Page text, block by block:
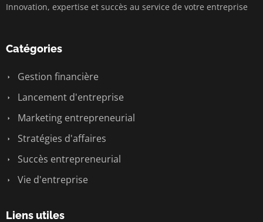
Innovation, expertise et succès au service de votre entreprise
Catégories
Gestion financière
Lancement d'entreprise
Marketing entrepreneurial
Stratégies d'affaires
Succès entrepreneurial
Vie d'entreprise
Liens utiles